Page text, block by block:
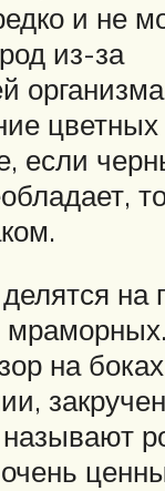
и не
из-за
цветных
если
на
на